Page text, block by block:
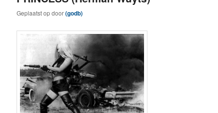
Geplaatst opdoor(godb)